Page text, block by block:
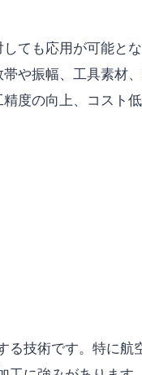
ても応用が可能と
や振幅、工具素材
度の向上、コスト
る技術です。特に航